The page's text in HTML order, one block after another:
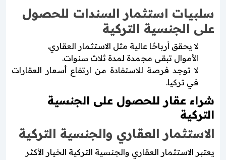
سلبيات استثمار السندات للحصول
على الجنسية التركية
لا يحقق أرباحًا عالية مثل الاستثمار العقاري.
الأموال تبقى مجمدة لمدة ثلاث سنوات.
لا توجد فرصة للاستفادة من ارتفاع أسعار العقارات
في تركيا.
شراء عقار للحصول على الجنسية
التركية
الاستثمار العقاري والجنسية التركية
يعتبر الاستثمار العقاري والجنسية التركية الخيار الأكثر